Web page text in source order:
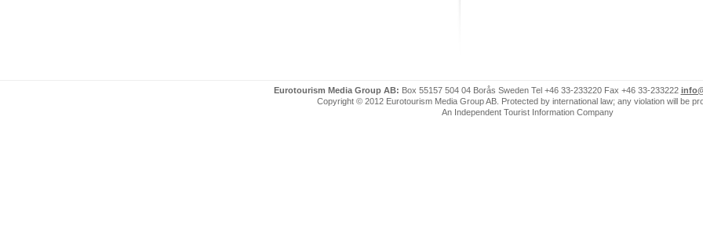
Eurotourism Media Group AB: Box 55157 504 04 Borås Sweden Tel +46 33-233220 Fax +46 33-233222
Copyright © 2012 Eurotourism Media Group AB. Protected by international law; any violation will be
An Independent Tourist Information Company